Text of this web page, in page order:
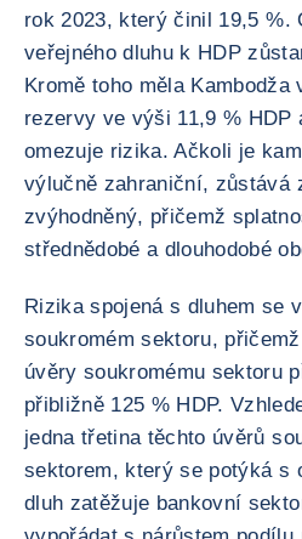
rok 2023, který činil 19,5 %.
veřejného dluhu k HDP
Kromě toho měla
rezervy ve výši 11,9 %
omezuje rizika. Ačkoli je
výlučně zahraniční, zůstává
zvýhodněný, přičemž
střednědobé a dlouhodobé
Rizika spojená s dluhem se
soukromém sektoru,
úvěry soukromému sektoru
přibližně 125 % HDP.
jedna třetina těchto úvěrů
sektorem, který se potýká s
dluh zatěžuje bankovní